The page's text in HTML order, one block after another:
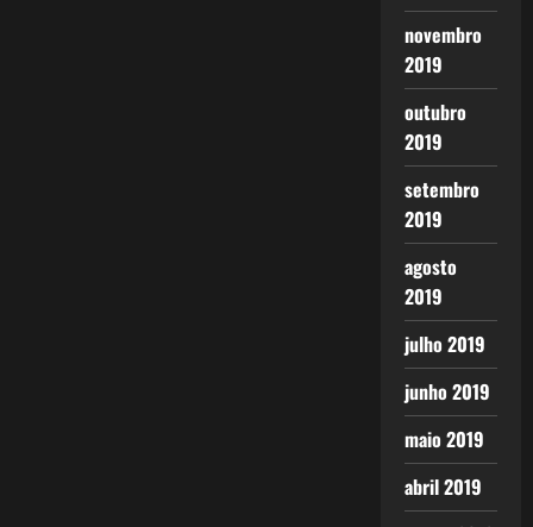
novembro
2019
outubro
2019
setembro
2019
agosto
2019
julho 2019
junho 2019
maio 2019
abril 2019